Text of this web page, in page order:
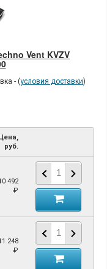
Vent KVZV
- (условия доставки)
Цена,
руб.
492
₽
248
₽